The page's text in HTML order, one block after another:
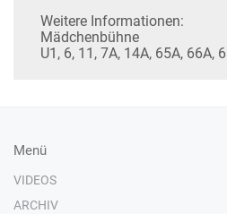
Weitere Informationen:
Mädchenbühne
U1, 6, 11, 7A, 14A, 65A, 66A,
Menü
VIDEOS
ARCHIV